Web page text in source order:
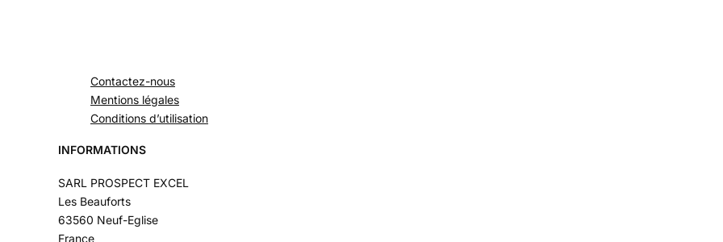
Contactez-nous
Mentions légales
Conditions d’utilisation
INFORMATIONS
SARL PROSPECT EXCEL
Les Beauforts
63560 Neuf-Eglise
France